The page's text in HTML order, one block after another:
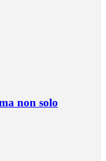
non solo